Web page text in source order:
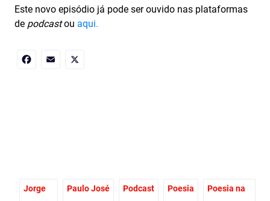
Este novo episódio já pode ser ouvido nas plataformas
de podcastou aqui.
Jorge
Paulo José
Podcast Poesia
Poesia na